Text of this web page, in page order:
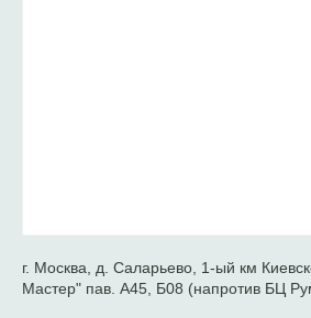
г. Москва, д. Саларьево, 1-ый км
Мастер" пав. А45, Б08 (напротив БЦ